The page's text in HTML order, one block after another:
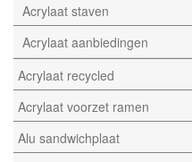
Acrylaat staven
Acrylaat aanbiedingen
Acrylaat recycled
Acrylaat voorzet ramen
Alu sandwichplaat